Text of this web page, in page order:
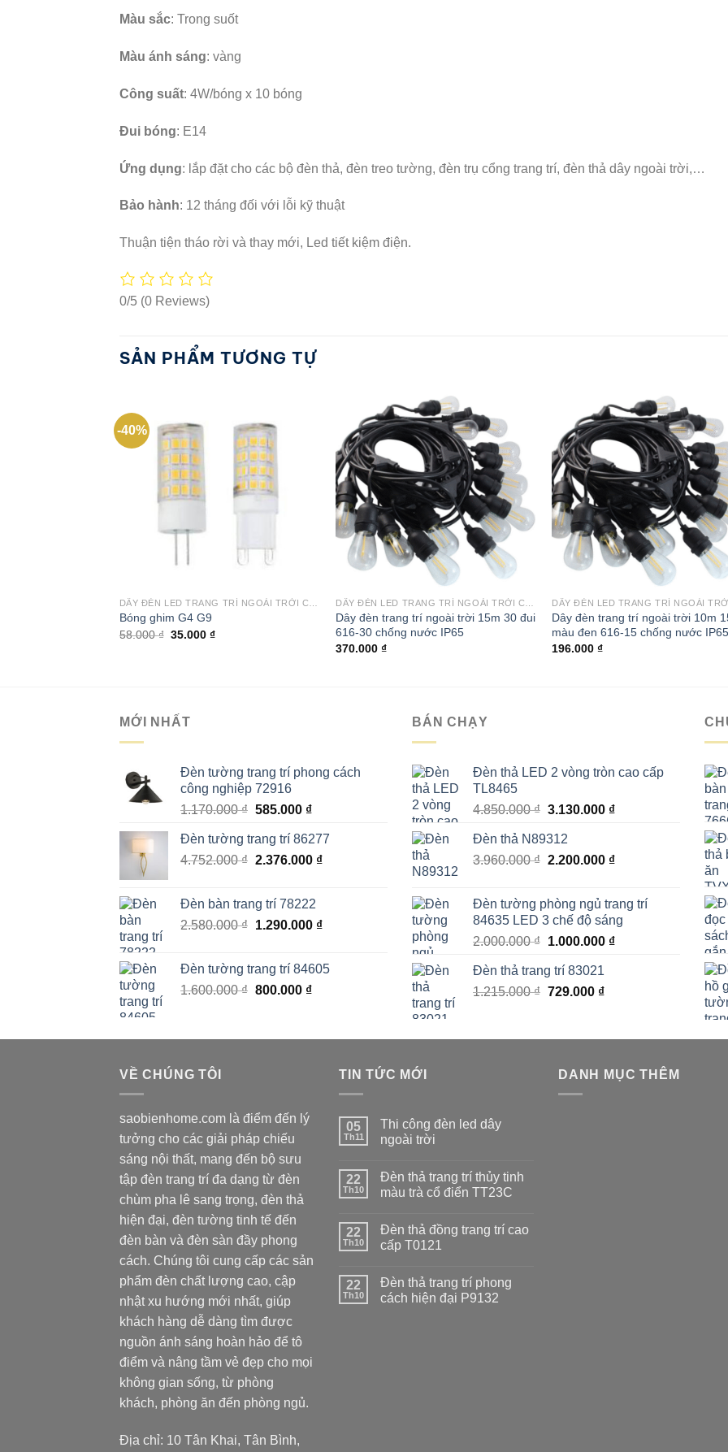
Màu sắc: Trong suốt
Màu ánh sáng: vàng
Công suất: 4W/bóng x 10 bóng
Đui bóng: E14
Ứng dụng: lắp đặt cho các bộ đèn thả, đèn treo tường, đèn trụ cổng trang trí, đèn thả dây ngoài trời,…
Bảo hành: 12 tháng đối với lỗi kỹ thuật
Thuận tiện tháo rời và thay mới, Led tiết kiệm điện.
0/5 (0 Reviews)
SẢN PHẨM TƯƠNG TỰ
-40%
Bóng ghim G4 G9
58.000₫ Giá
35.000₫Giá
Add to
wishlist
Dây đèn trang trí ngoài trời 15m 30 đui
616-30 chống nước IP65
370.000₫
Add
Dây đèn trang trí ngoài trời 10m
màu đen 616-15 chống nước IP65
196.000₫
MỚI NHẤT
Đèn tường trang trí phong cách
công nghiệp 72916
1.170.000₫ Giá
là:
1.170.000 ₫.
585.000 ₫Giá
tại
là:
Đèn tường trang trí 86277
4.752.000₫ Giá
4.752.000 ₫.
2.376.000 ₫Giá
2.376.000 ₫.
Đèn bàn trang trí 78222
2.580.000₫ Giá
2.580.000 ₫.
1.290.000 ₫Giá
là:
Đèn tường trang trí 84605
1.600.000₫ Giá
1.600.000 ₫.
800.000 ₫Giá
là:
BÁN CHẠY
Đèn thả LED 2 vòng tròn cao cấp
TL8465
4.850.000₫ Giá
là:
4.850.000 ₫.
3.130.000 ₫Giá
là:
Đèn thả N89312
3.960.000₫ Giá
3.960.000 ₫.
2.200.000 ₫Giá
là:
2.200.000 ₫.
Đèn tường phòng ngủ trang trí
84635 LED 3 chế độ sáng
2.000.000₫ Giá
là:
2.000.000 ₫.
1.000.000 ₫Giá
Đèn thả trang trí 83021
1.215.000₫ Giá
1.215.000 ₫.
729.000 ₫Giá
là:
VỀ CHÚNG TÔI
saobienhome.com là điểm đến lý
tưởng cho các giải pháp chiếu
sáng nội thất, mang đến bộ sưu
tập đèn trang trí đa dạng từ đèn
chùm pha lê sang trọng, đèn thả
hiện đại, đèn tường tinh tế đến
đèn bàn và đèn sàn đầy phong
cách. Chúng tôi cung cấp các sản
phẩm đèn chất lượng cao, cập
nhật xu hướng mới nhất, giúp
khách hàng dễ dàng tìm được
nguồn ánh sáng hoàn hảo để tô
điểm và nâng tầm vẻ đẹp cho mọi
không gian sống, từ phòng
khách, phòng ăn đến phòng ngủ.
Địa chỉ: 10 Tân Khai, Tân Bình,
TIN TỨC MỚI
05
Th11
Thi công đèn led dây
ngoài trời
22
Th10
Đèn thả trang trí thủy tinh
màu trà cổ điển TT23C
22
Th10
Đèn thả đồng trang trí cao
cấp T0121
22
Th10
Đèn thả trang trí phong
cách hiện đại P9132
DANH MỤC THÊM